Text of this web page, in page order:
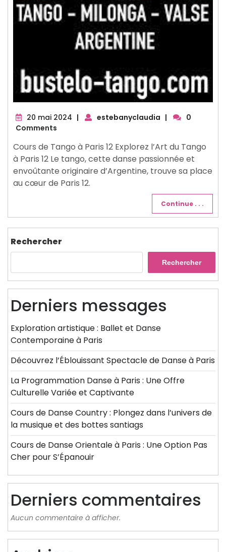
20 mai 2024 20
| estebanyclaudia |
0
Comments
Cours de Tango à Paris 12 Explorez l’Art du Tango
à Paris 12 Le tango, cette danse passionnée et
envoûtante originaire d’Argentine, trouve sa place
au cœur de Paris 12.
Continue . . .
Rechercher
Rechercher
Derniers messages
Exploration artistique : Ballet et Danse
Contemporaine à Paris
Découvrez l’Éblouissant Spectacle de Danse à Paris
La Programmation Danse à Paris : Une Offre
Culturelle Variée et Captivante
Cours de Danse Country : Plongez dans l’univers de
la musique et des bottes santiags
Cours de Danse Orientale à Paris : Une Option Pas
Cher pour S’Épanouir
Derniers commentaires
Aucun commentaire à afficher.